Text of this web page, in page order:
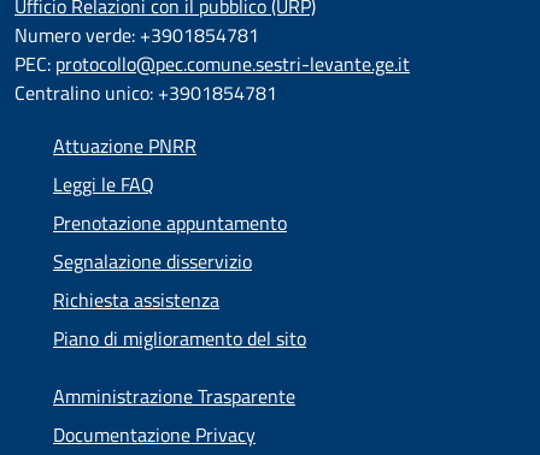
Ufficio Relazioni con il pubblico (URP)
Numero verde: +3901854781
PEC: protocollo@pec.comune.sestri-levante.ge.it
Centralino unico: +3901854781
Attuazione PNRR
Leggi le FAQ
Prenotazione appuntamento
Segnalazione disservizio
Richiesta assistenza
Piano di miglioramento del sito
Amministrazione Trasparente
Documentazione Privacy